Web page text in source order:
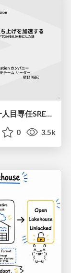
【SRE NEXT 2026 Lunch Session】一人目専任SREの立ち上げを加速する ― AIと進めたオンボーディングで2分を0.04秒にした話
0 3.5k